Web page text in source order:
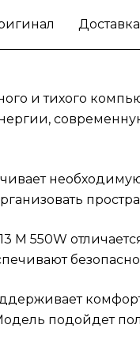
Доставка
и тихого
M 550W
подойдет